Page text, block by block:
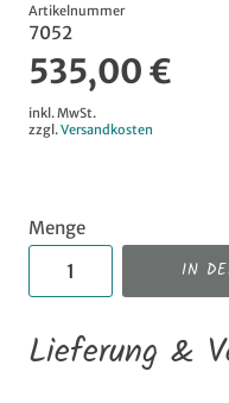
Artikelnummer
7052
535,00 €
inkl. MwSt.
zzgl.Versandkosten
Menge
IN
Lieferung &